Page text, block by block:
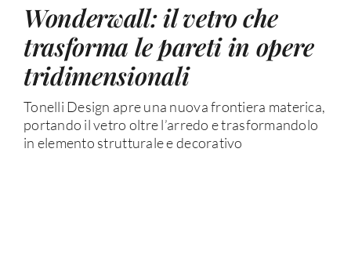
Wonderwall: il vetro che
trasforma le pareti in opere
tridimensionali
Tonelli Design apre una nuova frontiera materica,
portando il vetro oltre l’arredo e trasformandolo
in elemento strutturale e decorativo